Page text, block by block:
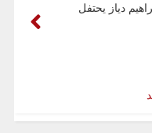
دياز يحتفل